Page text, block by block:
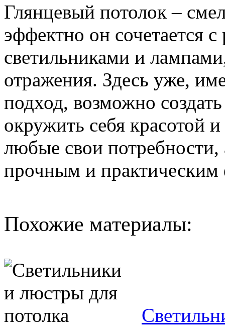
Глянцевый потолок –
эффектно он сочетается с
светильниками и
отражения. Здесь уже,
подход, возможно
окружить себя красотой
любые свои потребности,
прочным и практическим
Похожие материалы: